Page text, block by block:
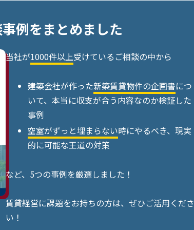
例をまとめました
当社が1000件以上受けているご相談の中から
建築会社が作った新築賃貸物件の企画書につ
いて、本当に収支が合う内容なのか検証した
事例
空室がずっと埋まらない時にやるべき、現実
的に可能な王道の対策
など、5つの事例を厳選しました！
賃貸経営に課題をお持ちの方は、ぜひご活用くださ
い！